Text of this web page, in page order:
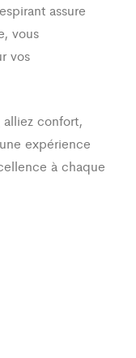
assure
vous
vos
confort,
expérience
à chaque